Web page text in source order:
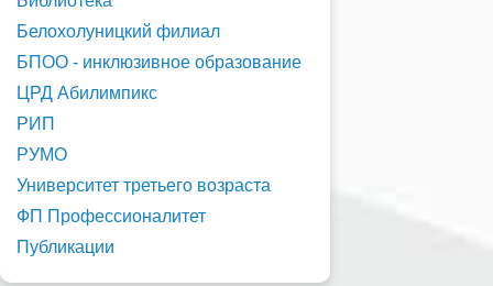
Белохолуницкий филиал
БПОО - инклюзивное образование
ЦРД Абилимпикс
РИП
РУМО
Университет третьего возраста
ФП Профессионалитет
Публикации